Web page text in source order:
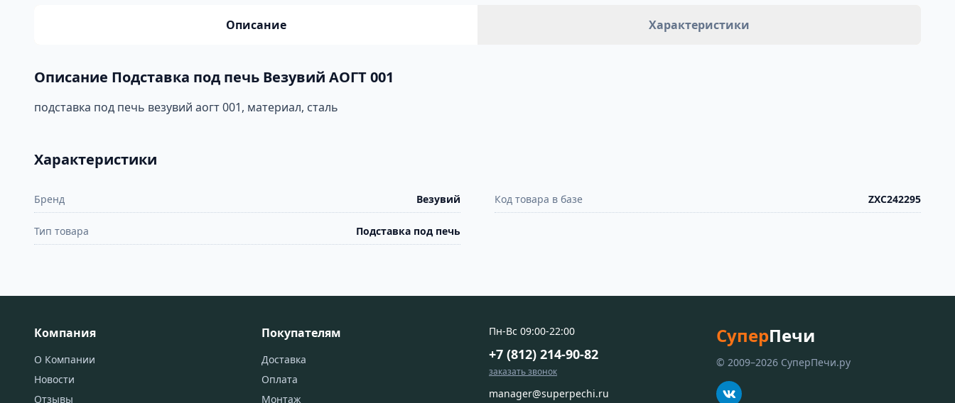
Описание Характеристики
Описание Подставка под печь Везувий АОГТ 001
подставка под печь везувий аогт 001, материал, сталь
Характеристики
Бренд Везувий Код товара в базе ZXC242295
Тип товара Подставка под печь
Компания
О Компании
Новости
Отзывы
Покупателям
Доставка
Оплата
Монтаж
Пн-Вс 09:00-22:00
+7 (812) 214-90-82
заказать звонок
manager@superpechi.ru
СуперПечи
© 2009–2026 СуперПечи.ру